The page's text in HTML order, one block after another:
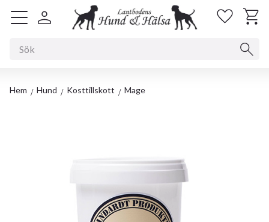
Meny
Hem Hund Kosttillskott Mage